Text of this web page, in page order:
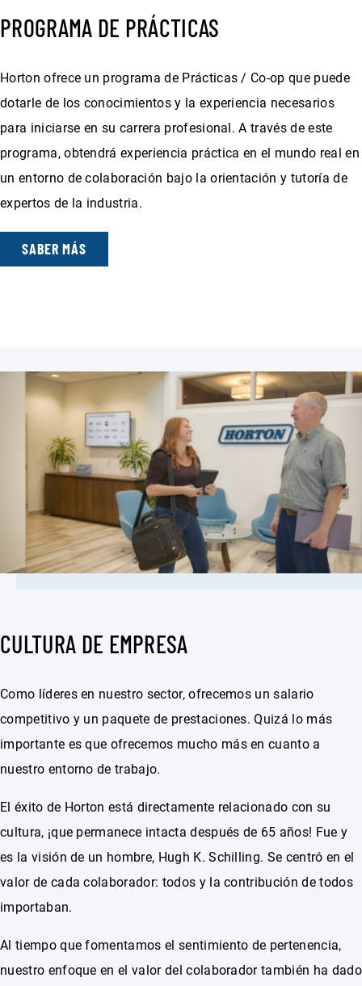
PROGRAMA DE PRÁCTICAS
Horton ofrece un programa de Prácticas / Co-op que puede
dotarle de los conocimientos y la experiencia necesarios
para iniciarse en su carrera profesional. A través de este
programa, obtendrá experiencia práctica en el mundo real en
un entorno de colaboración bajo la orientación y tutoría de
expertos de la industria.
SABER MÁS
CULTURA DE EMPRESA
Como líderes en nuestro sector, ofrecemos un salario
competitivo y un paquete de prestaciones. Quizá lo más
importante es que ofrecemos mucho más en cuanto a
nuestro entorno de trabajo.
El éxito de Horton está directamente relacionado con su
cultura, ¡que permanece intacta después de 65 años! Fue y
es la visión de un hombre, Hugh K. Schilling. Se centró en el
valor de cada colaborador: todos y la contribución de todos
importaban.
Al tiempo que fomentamos el sentimiento de pertenencia,
nuestro enfoque en el valor del colaborador también ha dado